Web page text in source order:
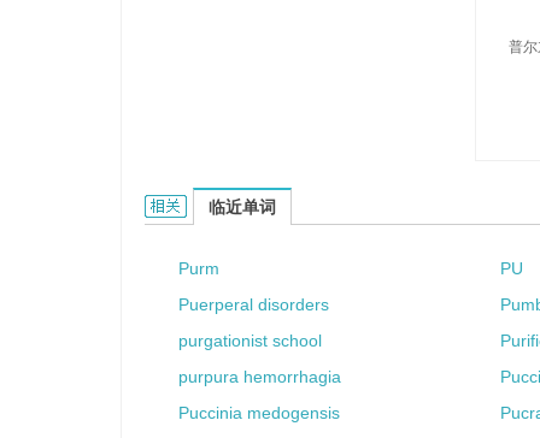
普
Purdom的相关资料：
临近单词
Purm
PU
Puerperal disorders
purgationist school
purpura hemorrhagia
Puccinia medogensis